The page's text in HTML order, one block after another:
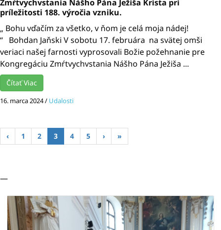
Zmŕtvychvstania Nášho Pána Ježiša Krista pri
príležitosti 188. výročia vzniku.
„ Bohu vďačím za všetko, v ňom je celá moja nádej!
“ Bohdan Jaňski V sobotu 17. februára na svätej omši
veriaci našej farnosti vyprosovali Božie požehnanie pre
Kongregáciu Zmŕtvychvstania Nášho Pána Ježiša ...
Čítať Viac
16. marca 2024/ Udalosti
‹ 1 2 3 4 5 › »
—